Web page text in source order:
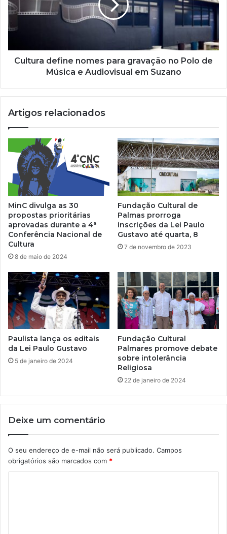
i
l
Cultura define nomes para gravação no Polo de
Música e Audiovisual em Suzano
Artigos relacionados
MinC divulga as 30
propostas prioritárias
aprovadas durante a 4ª
Conferência Nacional de
Cultura
8 de maio de 2024
Fundação Cultural de
Palmas prorroga
inscrições da Lei Paulo
Gustavo até quarta, 8
7 de novembro de 2023
Paulista lança os editais
da Lei Paulo Gustavo
5 de janeiro de 2024
Fundação Cultural
Palmares promove debate
sobre intolerância
Religiosa
22 de janeiro de 2024
Deixe um comentário
O seu endereço de e-mail não será publicado. Campos
obrigatórios são marcados com *